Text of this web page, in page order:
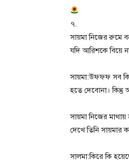
৭.
সায়মা নিজের রুমে
যদি আরিশকে বিয়ে
সায়মা:উফফফ সব
হতে দেবোনা।
সায়মা নিজের
দেখে তিনি সায়মার
সালমা:কিরে কি